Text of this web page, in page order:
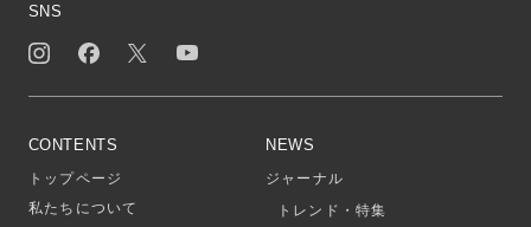
SNS
CONTENTS
トップページ
私たちについて
NEWS
ジャーナル
トレンド・特集